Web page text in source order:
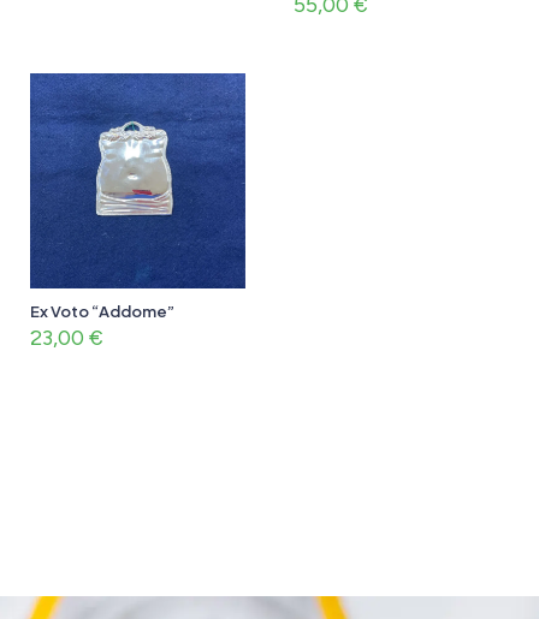
Ex Voto “Addome”
23,00 €